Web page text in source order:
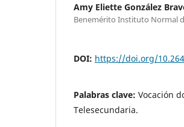
Amy Eliette González
Benemérito Instituto Normal
DOI: https://doi.org/
Palabras clave: Vocación
Telesecundaria.